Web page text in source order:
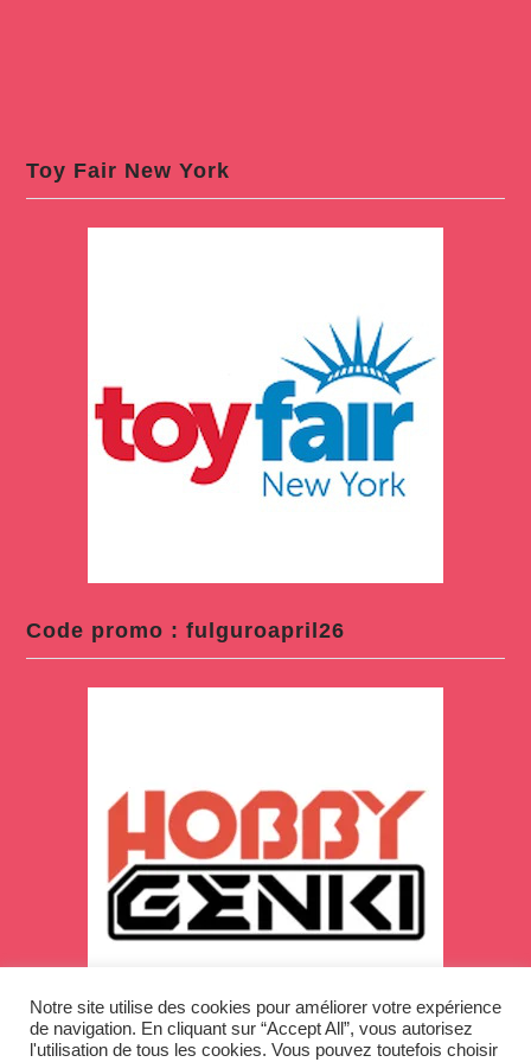
Toy Fair New York
Code promo : fulguroapril26
Notre site utilise des cookies pour améliorer votre expérience
de navigation. En cliquant sur “Accept All”, vous autorisez
l'utilisation de tous les cookies. Vous pouvez toutefois choisir